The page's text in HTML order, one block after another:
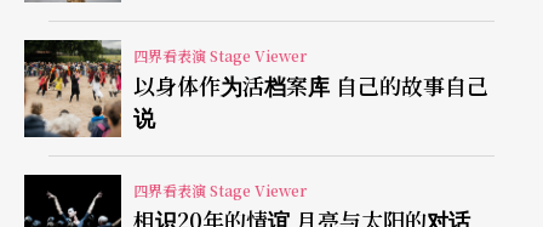
么？巫兰登仅能间接从母亲那儿听来一二事。巫兰
登在舞台上自行操控开关纽，控制合成器声控。他
或拿著麦克风喃喃自语，在舞台上零星圈起的装置
中走来步去，偶尔舞动一阵，有时又拿起麦克风唱
歌。舞台内侧有一投影萤幕呈现越南风景、有时则
四界看表演 Stage Viewer
以身体作为活档案库 自己的故事自己
说
四界看表演 Stage Viewer
相识20年的情谊 月亮与太阳的对话